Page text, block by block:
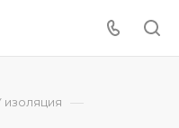
—